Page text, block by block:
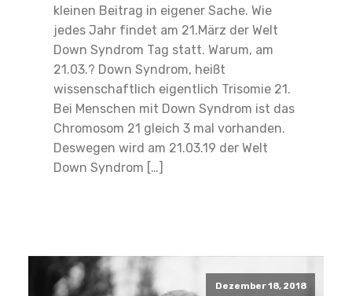
kleinen Beitrag in eigener Sache. Wie
jedes Jahr findet am 21.März der Welt
Down Syndrom Tag statt. Warum, am
21.03.? Down Syndrom, heißt
wissenschaftlich eigentlich Trisomie 21.
Bei Menschen mit Down Syndrom ist das
Chromosom 21 gleich 3 mal vorhanden.
Deswegen wird am 21.03.19 der Welt
Down Syndrom […]
Dezember 18, 2018